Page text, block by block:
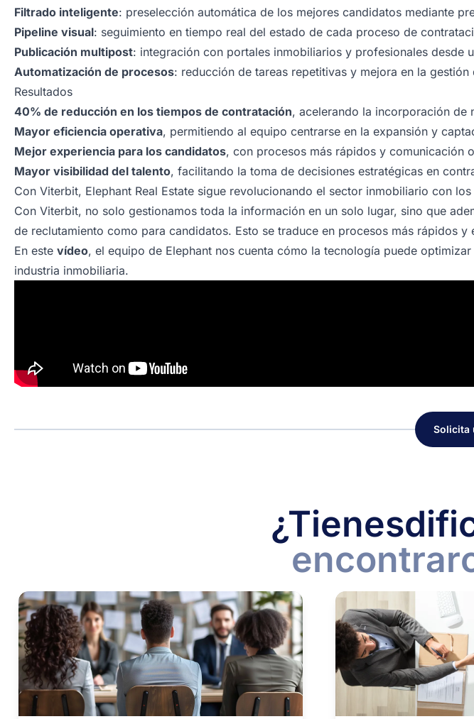
Filtrado inteligente: preselección automática de los mejores candidatos mediante
Pipeline visual: seguimiento en tiempo real del estado de cada proceso de
Publicación multipost: integración con portales inmobiliarios y profesionales desde
Automatización de procesos: reducción de tareas repetitivas y mejora en la
Resultados
40% de reducción en los tiempos de contratación, acelerando la incorporación de
Mayor eficiencia operativa, permitiendo al equipo centrarse en la expansión y
Mejor experiencia para los candidatos, con procesos más rápidos y comunicación
Mayor visibilidad del talento, facilitando la toma de decisiones estratégicas en
Con Viterbit, Elephant Real Estate sigue revolucionando el sector inmobiliario con
Con Viterbit, no solo gestionamos toda la información en un solo lugar, sino que
de reclutamiento como para candidatos. Esto se traduce en procesos más rápidos y
En este vídeo, el equipo de Elephant nos cuenta cómo la tecnología puede
industria inmobiliaria.
Solicita
¿Tienes
encontrar